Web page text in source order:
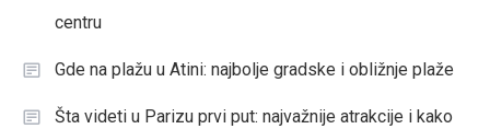
centru
Gde na plažu u Atini: najbolje gradske i obližnje plaže
Šta videti u Parizu prvi put: najvažnije atrakcije i kako